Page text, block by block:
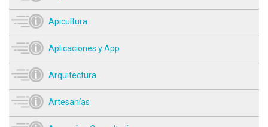
Apicultura
Aplicaciones y App
Arquitectura
Artesanías